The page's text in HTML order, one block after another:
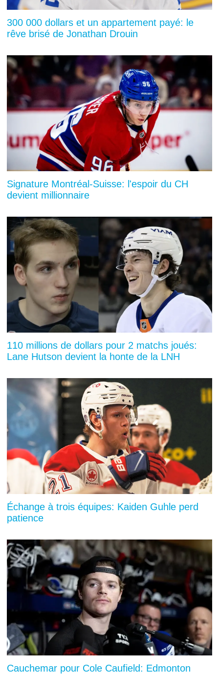
300 000 dollars et un appartement payé: le
rêve brisé de Jonathan Drouin
Signature Montréal-Suisse: l'espoir du CH
devient millionnaire
110 millions de dollars pour 2 matchs joués:
Lane Hutson devient la honte de la LNH
Échange à trois équipes: Kaiden Guhle perd
patience
Cauchemar pour Cole Caufield: Edmonton